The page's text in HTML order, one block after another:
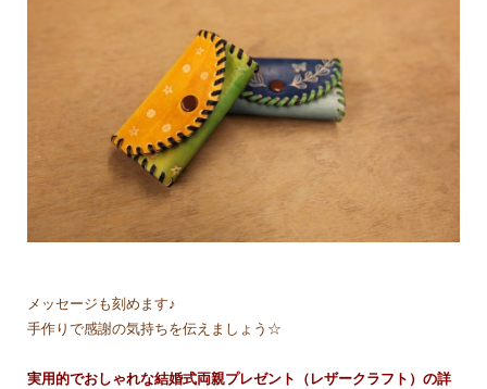
メッセージも刻めます♪
手作りで感謝の気持ちを伝えましょう☆
実用的でおしゃれな結婚式両親プレゼント（レザークラフト）の詳